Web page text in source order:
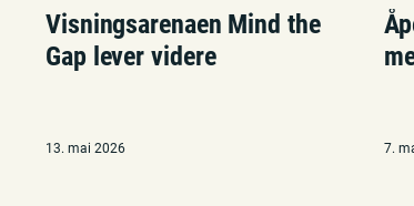
Visningsarenaen Mind the
Gap lever videre
13. mai 2026 7.